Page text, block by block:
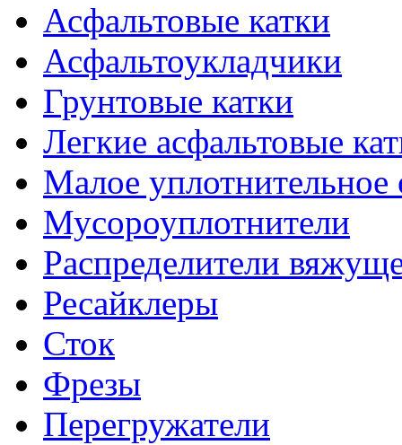
Асфальтовые катки
Асфальтоукладчики
Грунтовые катки
Легкие асфальтовые
Малое уплотнительное
Мусороуплотнители
Распределители
Ресайклеры
Сток
Фрезы
Перегружатели